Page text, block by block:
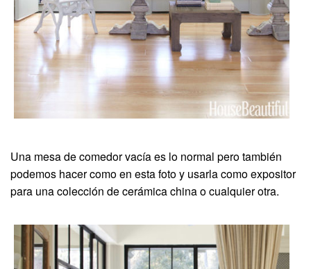
Una mesa de comedor vacía es lo normal pero también
podemos hacer como en esta foto y usarla como expositor
para una colección de cerámica china o cualquier otra.